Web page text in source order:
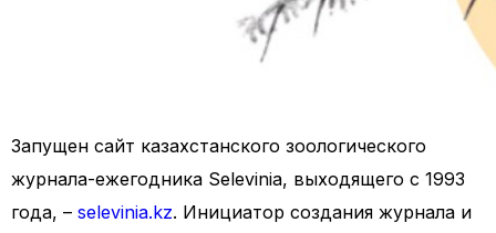
Запущен сайт казахстанского зоологического
журнала-ежегодника Selevinia, выходящего с 1993
года, – selevinia.kz. Инициатор создания журнала и